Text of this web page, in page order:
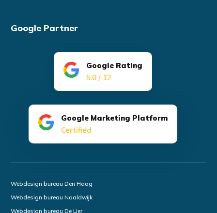
Google Partner
Google Rating
5.0 / 12
Google Marketing Platform
Certified
Webdesign bureau Den Haag
Webdesign bureau Naaldwijk
Webdesign bureau De Lier